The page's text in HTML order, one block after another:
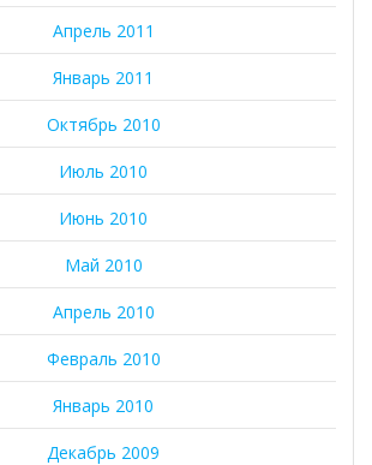
Апрель 2011
Январь 2011
Октябрь 2010
Июль 2010
Июнь 2010
Май 2010
Апрель 2010
Февраль 2010
Январь 2010
Декабрь 2009